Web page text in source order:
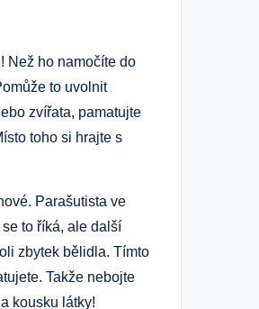
Než ho namočíte do
to uvolnit
zvířata, pamatujte
toho si hrajte s
Parašutista ve
to říká, ale další
zbytek bělidla. Tímto
Takže nebojte
kousku látky!